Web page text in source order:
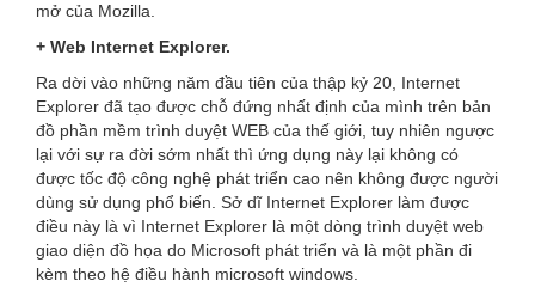
mở của Mozilla.
+ Web Internet Explorer.
Ra dời vào những năm đầu tiên của thập kỷ 20, Internet
Explorer đã tạo được chỗ đứng nhất định của mình trên bản
đồ phần mềm trình duyệt WEB của thế giới, tuy nhiên ngược
lại với sự ra đời sớm nhất thì ứng dụng này lại không có
được tốc độ công nghệ phát triển cao nên không được người
dùng sử dụng phổ biến. Sở dĩ Internet Explorer làm được
điều này là vì Internet Explorer là một dòng trình duyệt web
giao diện đồ họa do Microsoft phát triển và là một phần đi
kèm theo hệ điều hành microsoft windows.